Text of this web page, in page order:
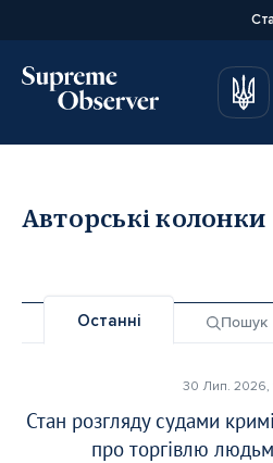
Email*
Ваша посада*
Авторські колонки
Останні Пошук
30 Лип. 2026,
Стан розгляду судами
про торгівлю
Email*
Ваша посада*